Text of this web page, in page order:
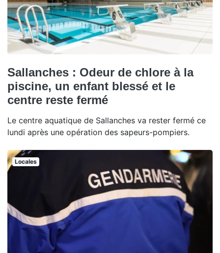
Sallanches : Odeur de chlore à la
piscine, un enfant blessé et le
centre reste fermé
Le centre aquatique de Sallanches va rester fermé ce
lundi après une opération des sapeurs-pompiers.
Locales